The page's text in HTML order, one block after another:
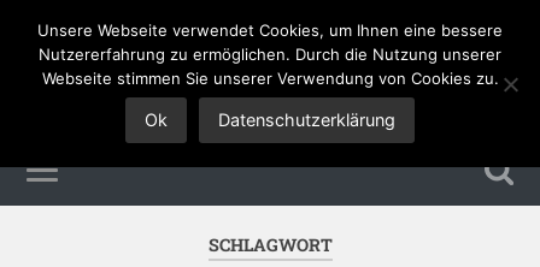
Tourismus Jobs
SCHLAGWORT
Unsere Webseite verwendet Cookies, um Ihnen eine bessere
Nutzererfahrung zu ermöglichen. Durch die Nutzung unserer
Webseite stimmen Sie unserer Verwendung von Cookies zu.
Ok Datenschutzerklärung